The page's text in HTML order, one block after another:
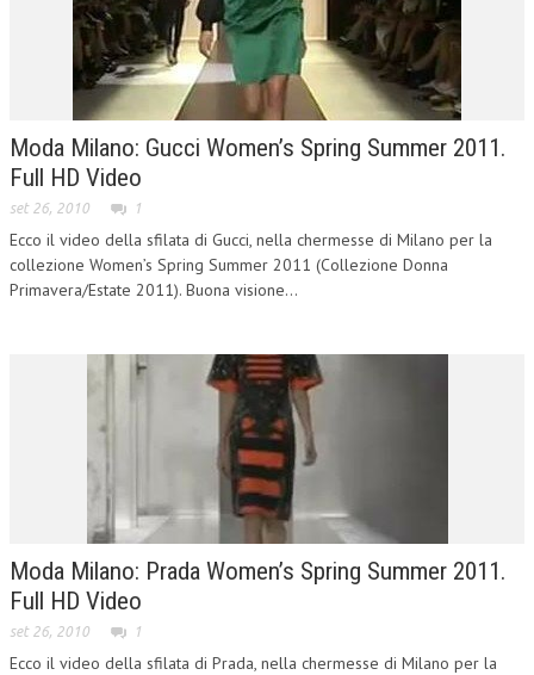
Moda Milano: Gucci Women’s Spring Summer 2011.
Full HD Video
set 26, 2010 1
Ecco il video della sfilata di Gucci, nella chermesse di Milano per la
collezione Women’s Spring Summer 2011 (Collezione Donna
Primavera/Estate 2011). Buona visione...
Moda Milano: Prada Women’s Spring Summer 2011.
Full HD Video
set 26, 2010 1
Ecco il video della sfilata di Prada, nella chermesse di Milano per la